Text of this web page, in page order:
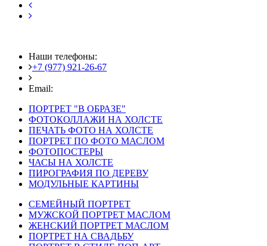
Наши телефоны:
+7 (977) 921-26-67
Email:
ПОРТРЕТ "В ОБРАЗЕ"
ФОТОКОЛЛАЖИ НА ХОЛСТЕ
ПЕЧАТЬ ФОТО НА ХОЛСТЕ
ПОРТРЕТ ПО ФОТО МАСЛОМ
ФОТОПОСТЕРЫ
ЧАСЫ НА ХОЛСТЕ
ПИРОГРАФИЯ ПО ДЕРЕВУ
МОДУЛЬНЫЕ КАРТИНЫ
СЕМЕЙНЫЙ ПОРТРЕТ
МУЖСКОЙ ПОРТРЕТ МАСЛОМ
ЖЕНСКИЙ ПОРТРЕТ МАСЛОМ
ПОРТРЕТ НА СВАДЬБУ